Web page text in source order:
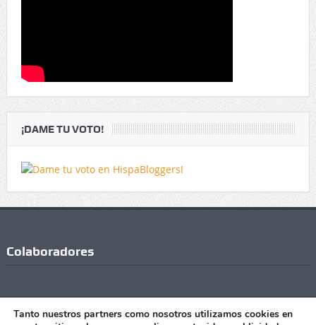
¡DAME TU VOTO!
Colaboradores
Tanto nuestros partners como nosotros utilizamos cookies en